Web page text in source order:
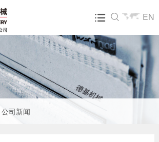
EN

搅拌设备
拌设备
组合式>
公司新闻